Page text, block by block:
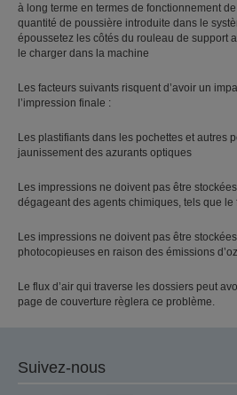
à long terme en termes de fonctionnement
quantité de poussière introduite dans le
époussetez les côtés du rouleau de support
le charger dans la machine
Les facteurs suivants risquent d’avoir un
l’impression finale :
Les plastifiants dans les pochettes et autres
jaunissement des azurants optiques
Les impressions ne doivent pas être
dégageant des agents chimiques, tels que le
Les impressions ne doivent pas être
photocopieuses en raison des émissions
Le flux d’air qui traverse les dossiers peut
page de couverture règlera ce problème.
Suivez-nous